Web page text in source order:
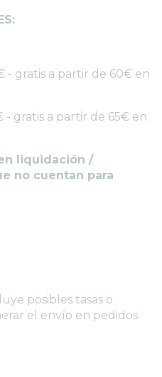
- gratis a partir de 60€ en
- gratis a partir de 65€ en
liquidación /
no cuentan para
posibles tasas o
el envío en pedidos